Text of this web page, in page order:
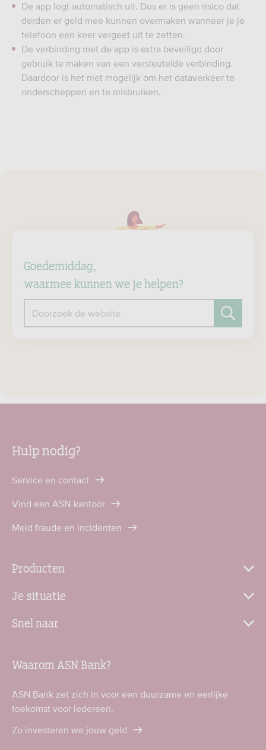
De app logt automatisch uit. Dus er is geen risico dat
derden er geld mee kunnen overmaken wanneer je je
telefoon een keer vergeet uit te zetten.
De verbinding met de app is extra beveiligd door
gebruik te maken van een versleutelde verbinding.
Daardoor is het niet mogelijk om het dataverkeer te
onderscheppen en te misbruiken.
Goedemiddag,
waarmee kunnen we je helpen?
Doorzoek de website
Hulp nodig?
Service en contact
Vind een ASN-kantoor
Meld fraude en incidenten
Producten
Je situatie
Snel naar
Waarom ASN Bank?
ASN Bank zet zich in voor een duurzame en eerlijke
toekomst voor iedereen.
Zo investeren we jouw geld